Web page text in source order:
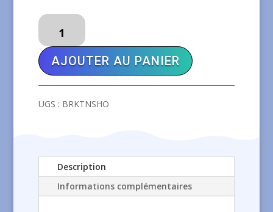
quantité
BLADE
AND
ROSE
to
AJOUTER AU PANIER
UGS : BRKTNSHO
Description
Informations complémentaires